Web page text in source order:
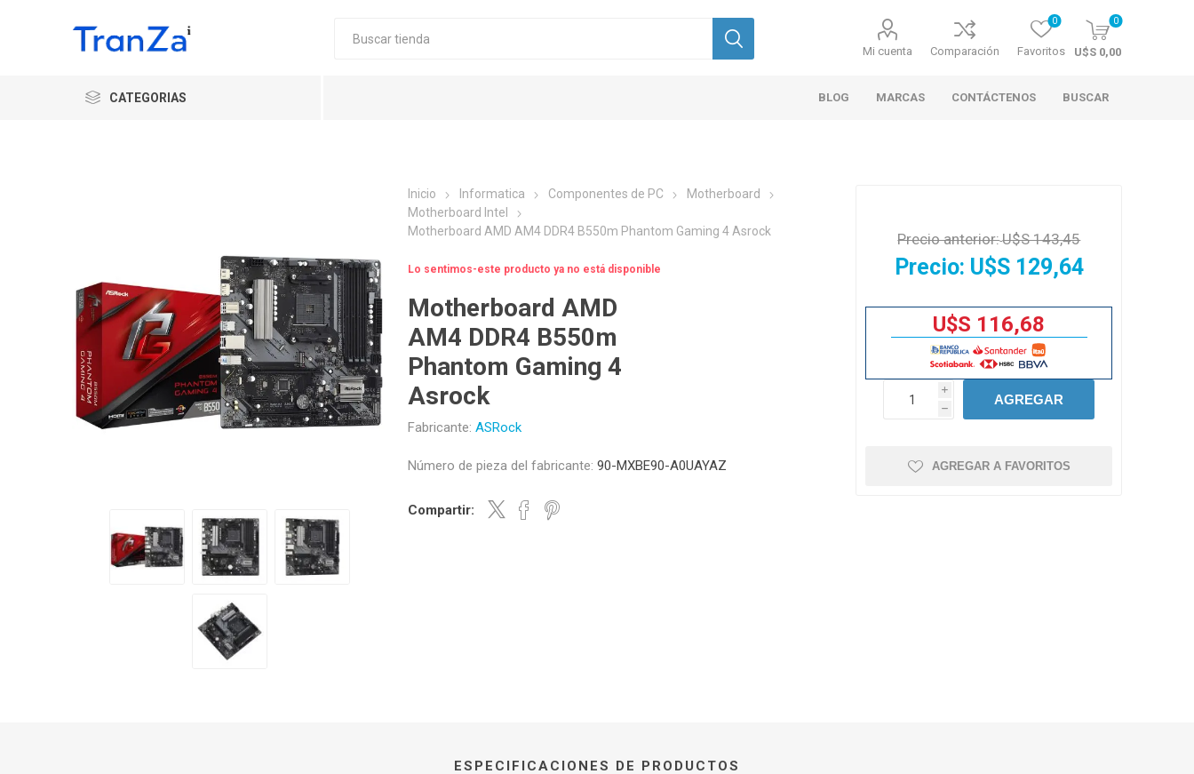
Mi cuenta Comparación Favoritos
0 0
U$S 0,00
CATEGORIAS BLOG MARCAS CONTÁCTENOS BUSCAR
Inicio Informatica Componentes de PC
Motherboard
Motherboard Intel
Motherboard AMD AM4 DDR4 B550m Phantom Gaming 4 Asrock
Lo sentimos-este producto ya no está disponible
Motherboard AMD
AM4 DDR4 B550m
Phantom Gaming 4
Asrock
Fabricante: ASRock
Número de pieza del fabricante: 90-MXBE90-A0UAYAZ
Compartir:
Precio anterior:U$S 143,45
Precio: U$S 129,64
U$S 116,68
i
h
AGREGAR
AGREGAR A FAVORITOS
ESPECIFICACIONES DE PRODUCTOS